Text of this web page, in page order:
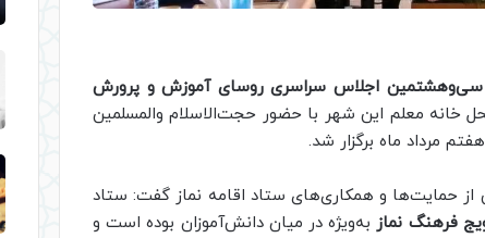
سی‌وهشتمین اجلاس سراسری روسای آموزش و پرورش
خانه معلم این شهر با حضور حجت‌الاسلام والمسلمین
مرداد ماه برگزار شد.
حمایت‌ها و همکاری‌های ستاد اقامه نماز گفت: ستاد
فرهنگ نمازبه‌ویژه در میان دانش‌آموزان بوده است و